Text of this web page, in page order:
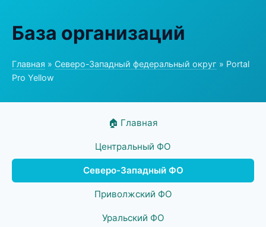
База организаций
Главная » Северо-Западный федеральный округ » Portal
Pro Yellow
🏠 Главная
Центральный ФО
Северо-Западный ФО
Приволжский ФО
Уральский ФО